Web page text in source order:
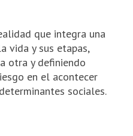
que integra una
vida y sus etapas,
otra y definiendo
en el acontecer
sociales.